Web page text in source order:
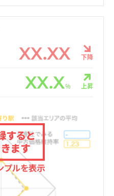
XX.XX 下降
XX.X% 上昇